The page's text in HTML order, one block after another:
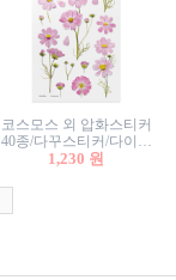
코스모스 외 압화스티커
40종/다꾸스티커/다이어
리꾸미기/꽃스티커/자연
1,230 원